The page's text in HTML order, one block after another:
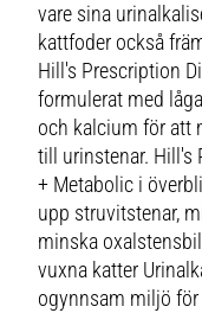
vare sina
kattfoder också
Hill's Prescription
formulerat med
och kalcium för att
till urinstenar. Hill's
+ Metabolic i
upp struvitstenar,
minska
vuxna katter
ogynnsam miljö